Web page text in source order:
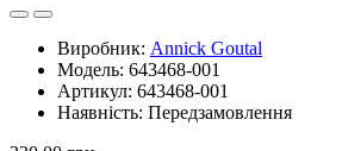
Виробник: Annick Goutal
Модель: 643468-001
Артикул: 643468-001
Наявність: Передзамовлення